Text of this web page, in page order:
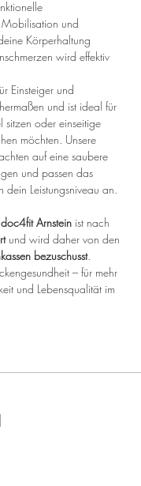
und
Körperhaltung
wird effektiv
Einsteiger und
und ist ideal für
oder einseitige
möchten. Unsere
auf eine saubere
und passen das
dein Leistungsniveau an.
doc4fit Arnstein ist nach
und wird daher von den
bezuschusst.
– für mehr
und Lebensqualität im